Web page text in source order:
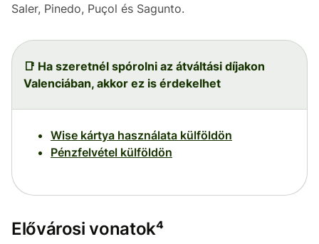
Saler, Pinedo, Puçol és Sagunto.
📑 Ha szeretnél spórolni az átváltási díjakon
Valenciában, akkor ez is érdekelhet
Wise kártya használata külföldön
Pénzfelvétel külföldön
Elővárosi vonatok⁴